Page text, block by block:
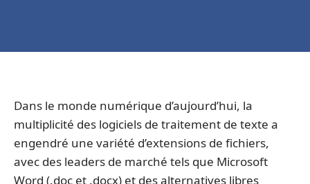
Dans le monde numérique d’aujourd’hui, la
multiplicité des logiciels de traitement de texte a
engendré une variété d’extensions de fichiers,
avec des leaders de marché tels que Microsoft
Word (.doc et .docx) et des alternatives libres